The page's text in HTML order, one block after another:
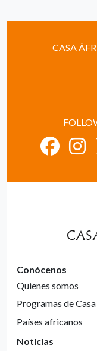
CASA
Conócenos
Quienes somos
Programas de
Países africanos
Noticias